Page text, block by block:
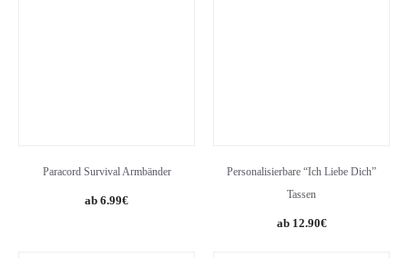
Paracord Survival Armbänder
6.99€
Personalisierbare “Ich Liebe Dich”
Tassen
12.90€